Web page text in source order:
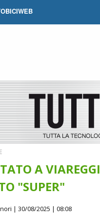
A
"SUPER"
| 30/08/2025 | 08:08